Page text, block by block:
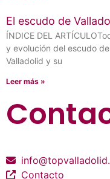
El escudo de
ÍNDICE DEL
y evolución del escudo
Valladolid y su
Leer más »
Contacto